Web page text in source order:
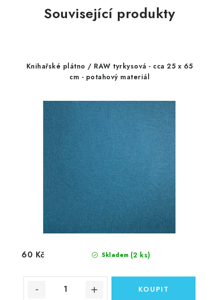
Související produkty
Knihařské plátno / RAW tyrkysová - cca 25 x 65
cm - potahový materiál
Skladem (2 ks)
60 Kč